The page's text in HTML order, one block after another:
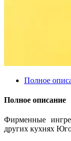
Полное
Полное описание
Фирменные
других кухнях